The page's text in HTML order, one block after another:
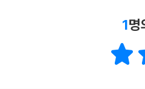
1명